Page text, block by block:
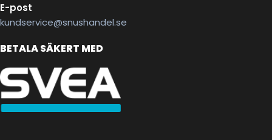
E-post
kundservice@snushandel.se
BETALA SÄKERT MED